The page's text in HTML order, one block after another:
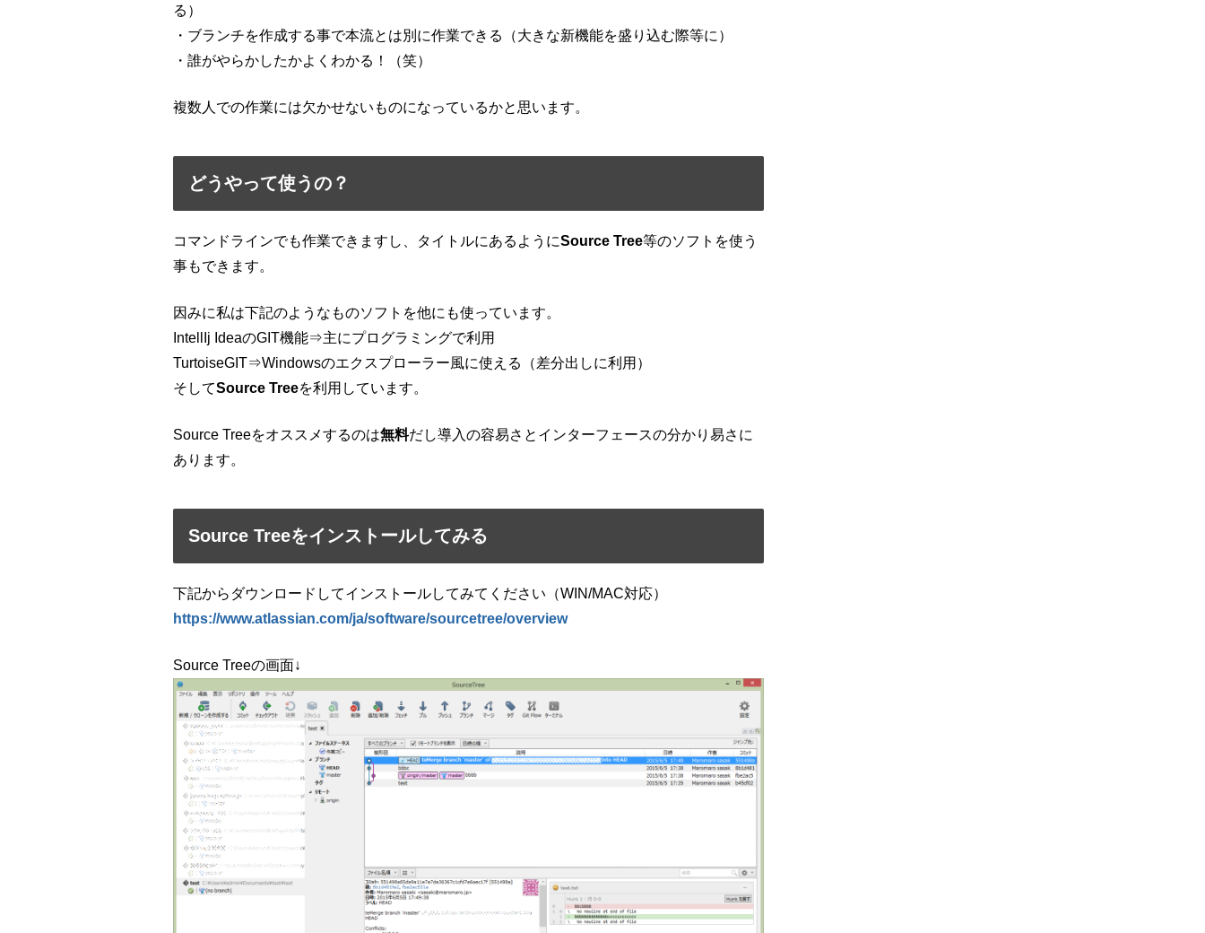
る）
・ブランチを作成する事で本流とは別に作業できる（大きな新機能を盛り込む際等に）
・誰がやらかしたかよくわかる！（笑）
複数人での作業には欠かせないものになっているかと思います。
どうやって使うの？
コマンドラインでも作業できますし、タイトルにあるようにSource Tree等のソフトを使う
事もできます。
因みに私は下記のようなものソフトを他にも使っています。
IntellIj IdeaのGIT機能⇒主にプログラミングで利用
TurtoiseGIT⇒Windowsのエクスプローラー風に使える（差分出しに利用）
そしてSource Treeを利用しています。
Source Treeをオススメするのは無料だし導入の容易さとインターフェースの分かり易さに
あります。
Source Treeをインストールしてみる
下記からダウンロードしてインストールしてみてください（WIN/MAC対応）
https://www.atlassian.com/ja/software/sourcetree/overview
Source Treeの画面↓